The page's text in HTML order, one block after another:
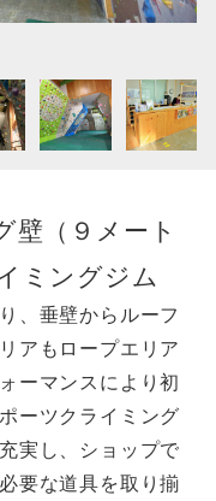
壁（９メート
ミングジム
、垂壁からルーフ
アもロープエリア
ーマンスにより初
ーツクライミング
実し、ショップで
要な道具を取り揃